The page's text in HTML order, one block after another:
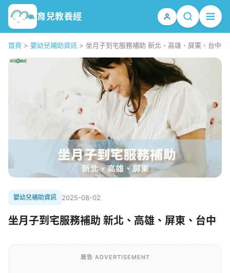
育兒教養經
首頁 > 嬰幼兒補助資訊 > 坐月子到宅服務補助 新北、高雄、屏東、台中
嬰幼兒補助資訊 2025-08-02
坐月子到宅服務補助 新北、高雄、屏東、台中
廣告 ADVERTISEMENT